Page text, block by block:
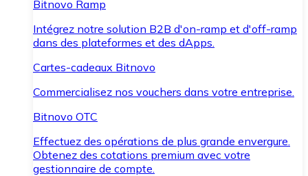
Bitnovo Ramp
Intégrez notre solution B2B d'on-ramp et d'off-ramp
dans des plateformes et des dApps.
Cartes-cadeaux Bitnovo
Commercialisez nos vouchers dans votre entreprise.
Bitnovo OTC
Effectuez des opérations de plus grande envergure.
Obtenez des cotations premium avec votre
gestionnaire de compte.